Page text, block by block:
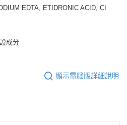
EDTA, ETIDRONIC ACID, CI
成分
顯示電腦版詳細說明